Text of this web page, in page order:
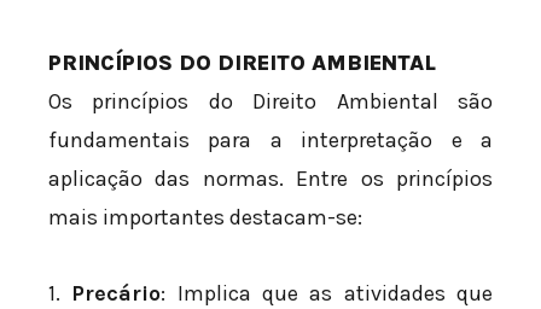
PRINCÍPIOS DO DIREITO AMBIENTAL
Os princípios do Direito Ambiental são
fundamentais para a interpretação e a
aplicação das normas. Entre os princípios
mais importantes destacam-se:
1. Precário: Implica que as atividades que